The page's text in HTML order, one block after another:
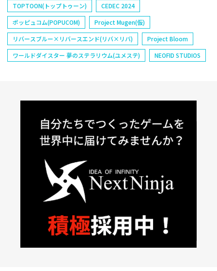
TOPTOON(トップトゥーン)
CEDEC 2024
ポッピュコム(POPUCOM)
Project Mugen(仮)
リバースブルー×リバースエンド(リバ×リバ)
Project Bloom
ワールドダイスター 夢のステラリウム(ユメステ)
NEOFID STUDIOS